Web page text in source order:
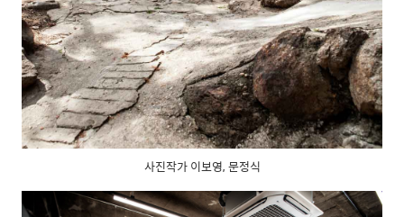
사진작가 이보영, 문정식